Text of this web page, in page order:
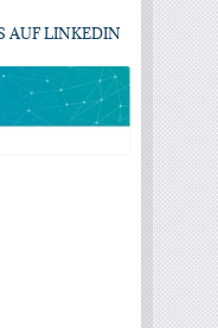
AUF LINKEDIN